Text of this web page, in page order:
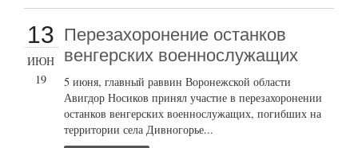
13
ИЮН
19
Перезахоронение останков
венгерских военнослужащих
5 июня, главный раввин Воронежской области
Авигдор Носиков принял участие в перезахоронении
останков венгерских военнослужащих, погибших на
территории села Дивногорье...